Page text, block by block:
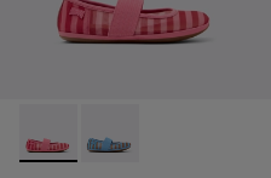
rosa in tessuto per
001 - Sneakers bianche
Right - K800696-001 -
Right - K800696-002